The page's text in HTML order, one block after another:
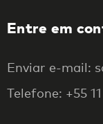
Entre em
Enviar e-mail:
Telefone: +55 11